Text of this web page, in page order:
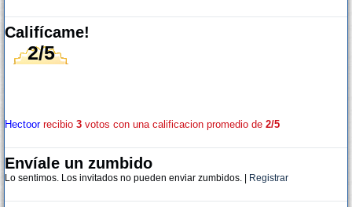
Califícame!
2/5
Hectoorrecibio 3 votos con una calificacion promedio de 2/5
Envíale un zumbido
Lo sentimos. Los invitados no pueden enviar zumbidos. | Registrar